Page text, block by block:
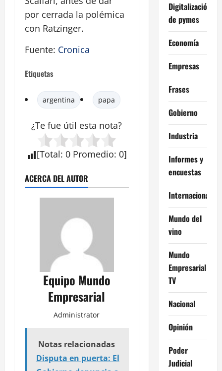
por cerrada la polémica
con Ratzinger.
Fuente: Cronica
Etiquetas
argentina papa
¿Te fue útil esta nota?
[Total: 0 Promedio: 0]
ACERCA DEL AUTOR
Equipo Mundo
Empresarial
Administrator
Notas relacionadas
Disputa en puerta: El
Digitalización
de pymes
Economía
Empresas
Frases
Gobierno
Industria
Informes y
encuestas
Internacional
Mundo del
vino
Mundo
Empresarial
TV
Nacional
Opinión
Poder
Judicial